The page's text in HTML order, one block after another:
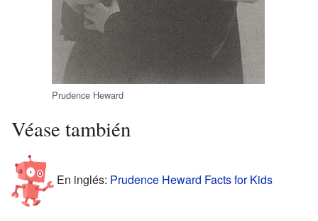
Prudence Heward
Véase también
En inglés: Prudence Heward Facts for Kids